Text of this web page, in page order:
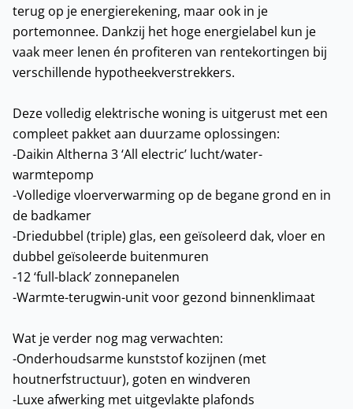
terug op je energierekening, maar ook in je
portemonnee. Dankzij het hoge energielabel kun je
vaak meer lenen én profiteren van rentekortingen bij
verschillende hypotheekverstrekkers.
Deze volledig elektrische woning is uitgerust met een
compleet pakket aan duurzame oplossingen:
-Daikin Altherna 3 ‘All electric’ lucht/water-
warmtepomp
-Volledige vloerverwarming op de begane grond en in
de badkamer
-Driedubbel (triple) glas, een geïsoleerd dak, vloer en
dubbel geïsoleerde buitenmuren
-12 ‘full-black’ zonnepanelen
-Warmte-terugwin-unit voor gezond binnenklimaat
Wat je verder nog mag verwachten:
-Onderhoudsarme kunststof kozijnen (met
houtnerfstructuur), goten en windveren
-Luxe afwerking met uitgevlakte plafonds